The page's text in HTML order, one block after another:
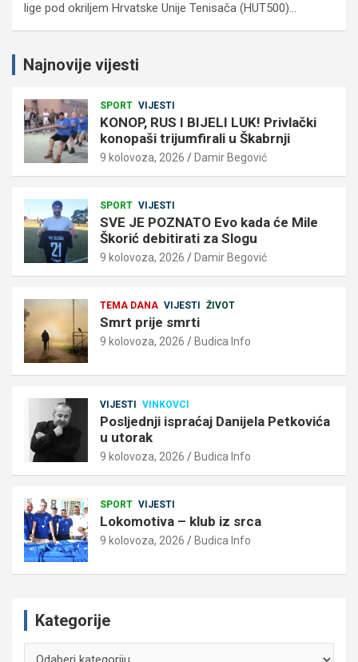
lige pod okriljem Hrvatske Unije Tenisača (HUT500)…
Najnovije vijesti
SPORT VIJESTI
KONOP, RUS I BIJELI LUK! Privlački
konopaši trijumfirali u Škabrnji
9 kolovoza, 2026 Damir Begović
SPORT VIJESTI
SVE JE POZNATO Evo kada će Mile
Škorić debitirati za Slogu
9 kolovoza, 2026 Damir Begović
TEMA DANA VIJESTI ŽIVOT
Smrt prije smrti
9 kolovoza, 2026 Budica Info
VIJESTI VINKOVCI
Posljednji ispraćaj Danijela Petkovića
u utorak
9 kolovoza, 2026 Budica Info
SPORT VIJESTI
Lokomotiva – klub iz srca
9 kolovoza, 2026 Budica Info
Kategorije